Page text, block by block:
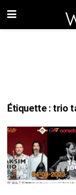
Étiquette : trio